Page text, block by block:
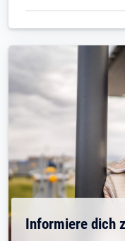
Informiere dich